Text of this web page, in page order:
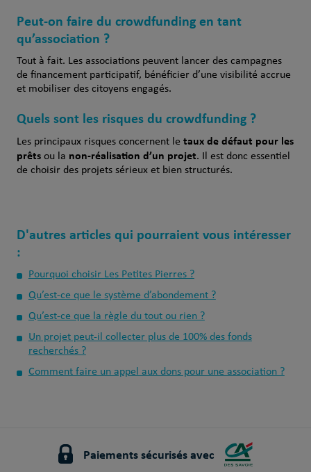
Peut-on faire du crowdfunding en tant
qu’association ?
Tout à fait. Les associations peuvent lancer des campagnes
de financement participatif, bénéficier d’une visibilité accrue
et mobiliser des citoyens engagés.
Quels sont les risques du crowdfunding ?
Les principaux risques concernent le taux de défaut pour les
prêtsou la non-réalisation d’un projet. Il est donc essentiel
de choisir des projets sérieux et bien structurés.
D'autres articles qui pourraient vous intéresser
:
Pourquoi choisir Les Petites Pierres ?
Qu’est-ce que le système d’abondement ?
Qu’est-ce que la règle du tout ou rien ?
Un projet peut-il collecter plus de 100% des fonds
recherchés ?
Comment faire un appel aux dons pour une association ?
Paiements sécurisés avec